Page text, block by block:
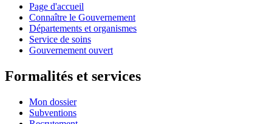
Page d'accueil
Connaître le Gouvernement
Départements et organismes
Service de soins
Gouvernement ouvert
Formalités et services
Mon dossier
Subventions